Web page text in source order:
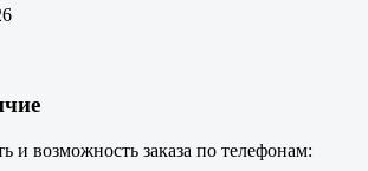
и возможность заказа по телефонам: